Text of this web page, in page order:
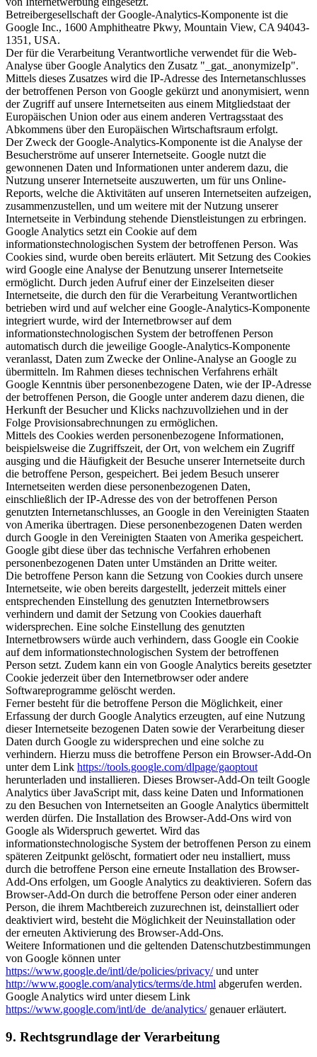
Betreibergesellschaft der Google-Analytics-Komponente ist die
Google Inc., 1600 Amphitheatre Pkwy, Mountain View, CA 94043-
1351, USA.
Der für die Verarbeitung Verantwortliche verwendet für die Web-
Analyse über Google Analytics den Zusatz "_gat._anonymizeIp".
Mittels dieses Zusatzes wird die IP-Adresse des Internetanschlusses
der betroffenen Person von Google gekürzt und anonymisiert, wenn
der Zugriff auf unsere Internetseiten aus einem Mitgliedstaat der
Europäischen Union oder aus einem anderen Vertragsstaat des
Abkommens über den Europäischen Wirtschaftsraum erfolgt.
Der Zweck der Google-Analytics-Komponente ist die Analyse der
Besucherströme auf unserer Internetseite. Google nutzt die
gewonnenen Daten und Informationen unter anderem dazu, die
Nutzung unserer Internetseite auszuwerten, um für uns Online-
Reports, welche die Aktivitäten auf unseren Internetseiten aufzeigen,
zusammenzustellen, und um weitere mit der Nutzung unserer
Internetseite in Verbindung stehende Dienstleistungen zu erbringen.
Google Analytics setzt ein Cookie auf dem
informationstechnologischen System der betroffenen Person. Was
Cookies sind, wurde oben bereits erläutert. Mit Setzung des Cookies
wird Google eine Analyse der Benutzung unserer Internetseite
ermöglicht. Durch jeden Aufruf einer der Einzelseiten dieser
Internetseite, die durch den für die Verarbeitung Verantwortlichen
betrieben wird und auf welcher eine Google-Analytics-Komponente
integriert wurde, wird der Internetbrowser auf dem
informationstechnologischen System der betroffenen Person
automatisch durch die jeweilige Google-Analytics-Komponente
veranlasst, Daten zum Zwecke der Online-Analyse an Google zu
übermitteln. Im Rahmen dieses technischen Verfahrens erhält
Google Kenntnis über personenbezogene Daten, wie der IP-Adresse
der betroffenen Person, die Google unter anderem dazu dienen, die
Herkunft der Besucher und Klicks nachzuvollziehen und in der
Folge Provisionsabrechnungen zu ermöglichen.
Mittels des Cookies werden personenbezogene Informationen,
beispielsweise die Zugriffszeit, der Ort, von welchem ein Zugriff
ausging und die Häufigkeit der Besuche unserer Internetseite durch
die betroffene Person, gespeichert. Bei jedem Besuch unserer
Internetseiten werden diese personenbezogenen Daten,
einschließlich der IP-Adresse des von der betroffenen Person
genutzten Internetanschlusses, an Google in den Vereinigten Staaten
von Amerika übertragen. Diese personenbezogenen Daten werden
durch Google in den Vereinigten Staaten von Amerika gespeichert.
Google gibt diese über das technische Verfahren erhobenen
personenbezogenen Daten unter Umständen an Dritte weiter.
Die betroffene Person kann die Setzung von Cookies durch unsere
Internetseite, wie oben bereits dargestellt, jederzeit mittels einer
entsprechenden Einstellung des genutzten Internetbrowsers
verhindern und damit der Setzung von Cookies dauerhaft
widersprechen. Eine solche Einstellung des genutzten
Internetbrowsers würde auch verhindern, dass Google ein Cookie
auf dem informationstechnologischen System der betroffenen
Person setzt. Zudem kann ein von Google Analytics bereits gesetzter
Cookie jederzeit über den Internetbrowser oder andere
Softwareprogramme gelöscht werden.
Ferner besteht für die betroffene Person die Möglichkeit, einer
Erfassung der durch Google Analytics erzeugten, auf eine Nutzung
dieser Internetseite bezogenen Daten sowie der Verarbeitung dieser
Daten durch Google zu widersprechen und eine solche zu
verhindern. Hierzu muss die betroffene Person ein Browser-Add-On
unter dem Link https://tools.google.com/dlpage/gaoptout
herunterladen und installieren. Dieses Browser-Add-On teilt Google
Analytics über JavaScript mit, dass keine Daten und Informationen
zu den Besuchen von Internetseiten an Google Analytics übermittelt
werden dürfen. Die Installation des Browser-Add-Ons wird von
Google als Widerspruch gewertet. Wird das
informationstechnologische System der betroffenen Person zu einem
späteren Zeitpunkt gelöscht, formatiert oder neu installiert, muss
durch die betroffene Person eine erneute Installation des Browser-
Add-Ons erfolgen, um Google Analytics zu deaktivieren. Sofern das
Browser-Add-On durch die betroffene Person oder einer anderen
Person, die ihrem Machtbereich zuzurechnen ist, deinstalliert oder
deaktiviert wird, besteht die Möglichkeit der Neuinstallation oder
der erneuten Aktivierung des Browser-Add-Ons.
Weitere Informationen und die geltenden Datenschutzbestimmungen
von Google können unter
https://www.google.de/intl/de/policies/privacy/und unter
http://www.google.com/analytics/terms/de.html abgerufen werden.
Google Analytics wird unter diesem Link
https://www.google.com/intl/de_de/analytics/genauer erläutert.
9. Rechtsgrundlage der Verarbeitung